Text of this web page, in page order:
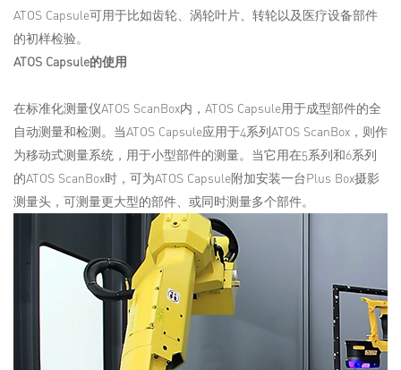
ATOS Capsule可用于比如齿轮、涡轮叶片、转轮以及医疗设备部件
的初样检验。
ATOS Capsule的使用
在标准化测量仪ATOS ScanBox内，ATOS Capsule用于成型部件的全
自动测量和检测。当ATOS Capsule应用于4系列ATOS ScanBox，则作
为移动式测量系统，用于小型部件的测量。当它用在5系列和6系列
的ATOS ScanBox时，可为ATOS Capsule附加安装一台Plus Box摄影
测量头，可测量更大型的部件、或同时测量多个部件。